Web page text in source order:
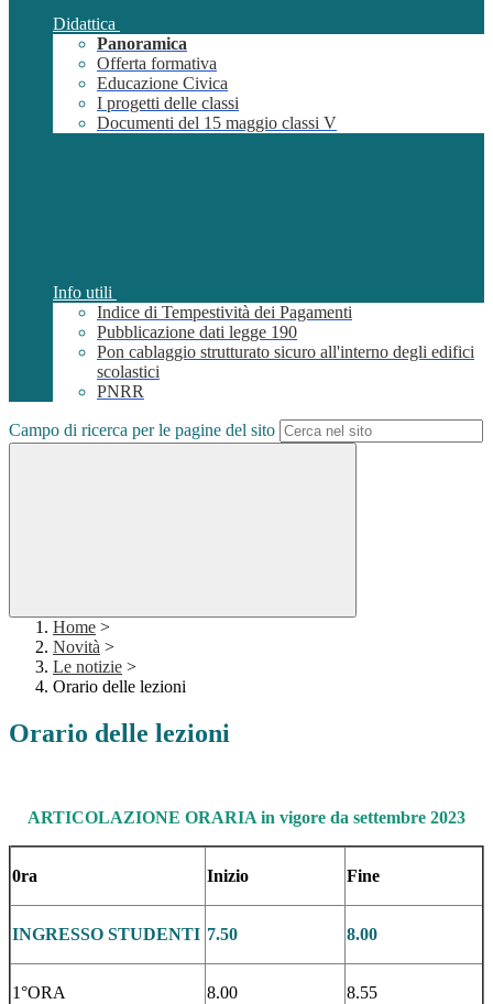
Didattica
Panoramica
Offerta formativa
Educazione Civica
I progetti delle classi
Documenti del 15 maggio classi V
Info utili
Indice di Tempestività dei Pagamenti
Pubblicazione dati legge 190
Pon cablaggio strutturato sicuro all'interno degli edifici
scolastici
PNRR
Campo di ricerca per le pagine del sito
Home >
Novità >
Le notizie >
Orario delle lezioni
Orario delle lezioni
ARTICOLAZIONE ORARIA in vigore da settembre 2023
0ra Inizio Fine
INGRESSO STUDENTI 7.50 8.00
1°ORA 8.00 8.55